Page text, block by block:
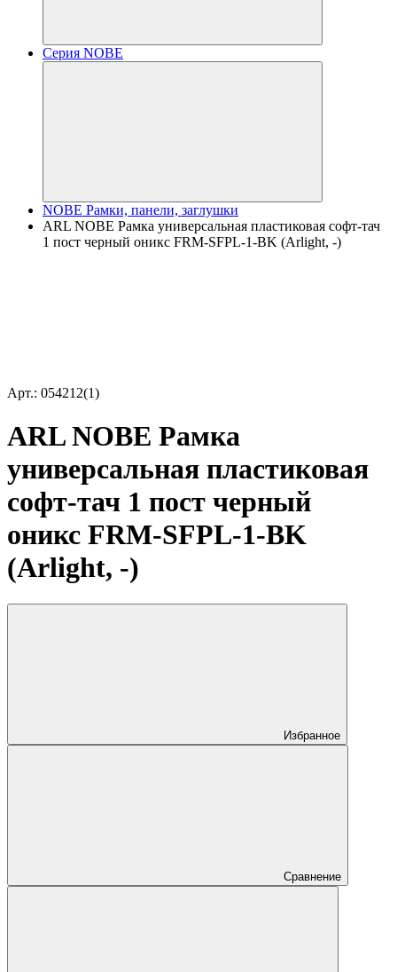
Серия NOBE
NOBE Рамки, панели, заглушки
ARL NOBE Рамка универсальная пластиковая софт-тач
1 пост черный оникс FRM-SFPL-1-BK (Arlight, -)
Арт.: 054212(1)
ARL NOBE Рамка
универсальная пластиковая
софт-тач 1 пост черный
оникс FRM-SFPL-1-BK
(Arlight, -)
Избранное
Сравнение